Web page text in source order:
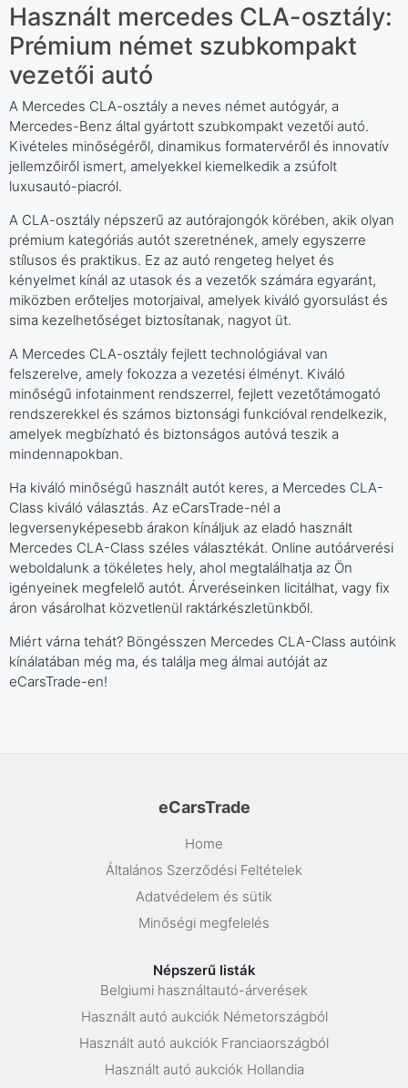
Használt mercedes CLA-osztály:
Prémium német szubkompakt
vezetői autó
A Mercedes CLA-osztály a neves német autógyár, a
Mercedes-Benz által gyártott szubkompakt vezetői autó.
Kivételes minőségéről, dinamikus formatervéről és innovatív
jellemzőiről ismert, amelyekkel kiemelkedik a zsúfolt
luxusautó-piacról.
A CLA-osztály népszerű az autórajongók körében, akik olyan
prémium kategóriás autót szeretnének, amely egyszerre
stílusos és praktikus. Ez az autó rengeteg helyet és
kényelmet kínál az utasok és a vezetők számára egyaránt,
miközben erőteljes motorjaival, amelyek kiváló gyorsulást és
sima kezelhetőséget biztosítanak, nagyot üt.
A Mercedes CLA-osztály fejlett technológiával van
felszerelve, amely fokozza a vezetési élményt. Kiváló
minőségű infotainment rendszerrel, fejlett vezetőtámogató
rendszerekkel és számos biztonsági funkcióval rendelkezik,
amelyek megbízható és biztonságos autóvá teszik a
mindennapokban.
Ha kiváló minőségű használt autót keres, a Mercedes CLA-
Class kiváló választás. Az eCarsTrade-nél a
legversenyképesebb árakon kínáljuk az eladó használt
Mercedes CLA-Class széles választékát. Online autóárverési
weboldalunk a tökéletes hely, ahol megtalálhatja az Ön
igényeinek megfelelő autót. Árveréseinken licitálhat, vagy fix
áron vásárolhat közvetlenül raktárkészletünkből.
Miért várna tehát? Böngésszen Mercedes CLA-Class autóink
kínálatában még ma, és találja meg álmai autóját az
eCarsTrade-en!
eCarsTrade
Home
Általános Szerződési Feltételek
Adatvédelem és sütik
Minőségi megfelelés
Népszerű listák
Belgiumi használtautó-árverések
Használt autó aukciók Németországból
Használt autó aukciók Franciaországból
Használt autó aukciók Hollandia